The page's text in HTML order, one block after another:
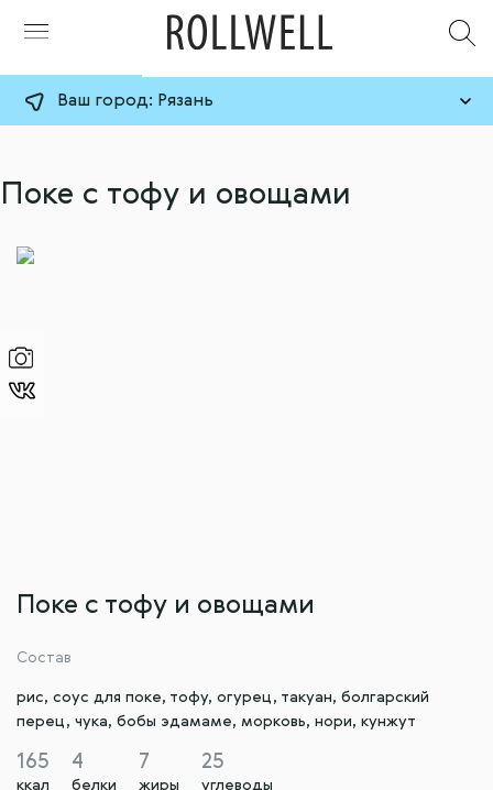
Ваш город: Рязань
Поке с тофу и овощами
Поке с тофу и овощами
Состав
рис, соус для поке, тофу, огурец, такуан, болгарский
перец, чука, бобы эдамаме, морковь, нори, кунжут
165
ккал
4
белки
7
жиры
25
углеводы